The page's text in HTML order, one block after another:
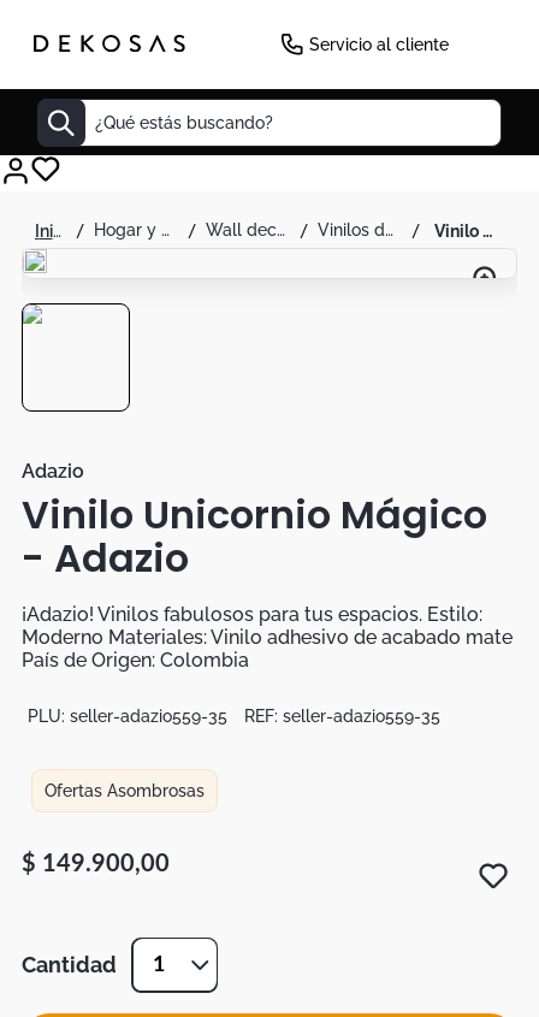
Servicio al cliente
¿Qué estás buscando?
hogar y decoración wall decor vinilos decorativos vinilo unicornio mágico - adazio
Adazio
Vinilo Unicornio Mágico
- Adazio
¡Adazio! Vinilos fabulosos para tus espacios. Estilo:
Moderno Materiales: Vinilo adhesivo de acabado mate
País de Origen: Colombia
PLU: seller-adazio559-35 REF: seller-adazio559-35
Ofertas Asombrosas
$ 149.900,00
Cantidad 1
Decoracion
Cuadro
Sillas
Duvet
Botas